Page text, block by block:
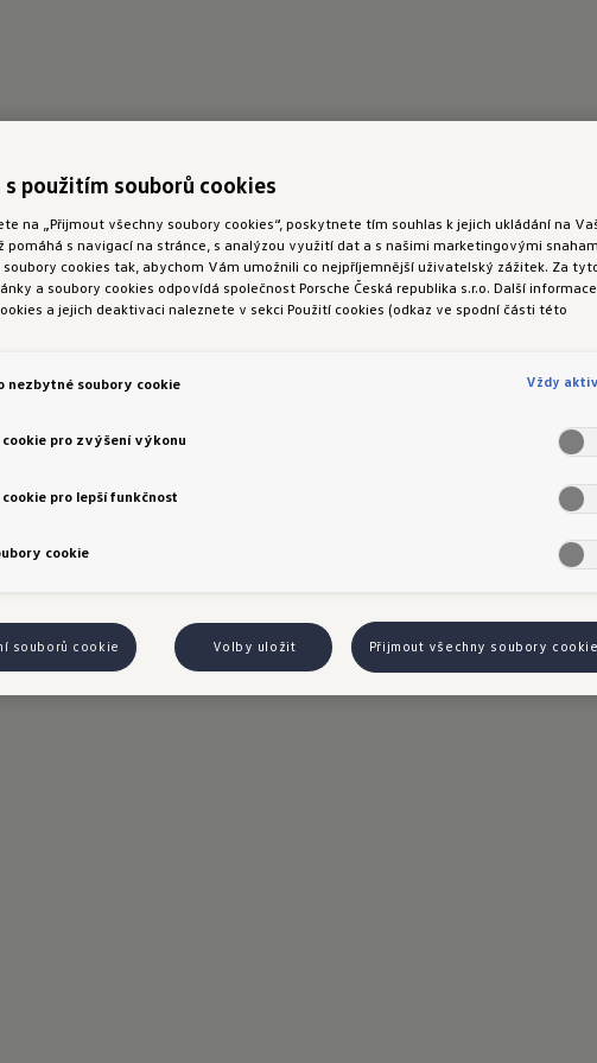
s použitím souborů cookies
na „Přijmout všechny soubory cookies“, poskytnete tím souhlas k jejich ukládání na
pomáhá s navigací na stránce, s analýzou využití dat a s našimi marketingovými
cookies tak, abychom Vám umožnili co nejpříjemnější uživatelský zážitek. Za
a soubory cookies odpovídá společnost Porsche Česká republika s.r.o. Další
a jejich deaktivaci naleznete v sekci Použití cookies (odkaz ve spodní části této
nezbytné soubory cookie Vždy
cookie pro zvýšení výkonu
pro lepší funkčnost
cookie
souborů cookie Volby uložit Přijmout všechny soubory